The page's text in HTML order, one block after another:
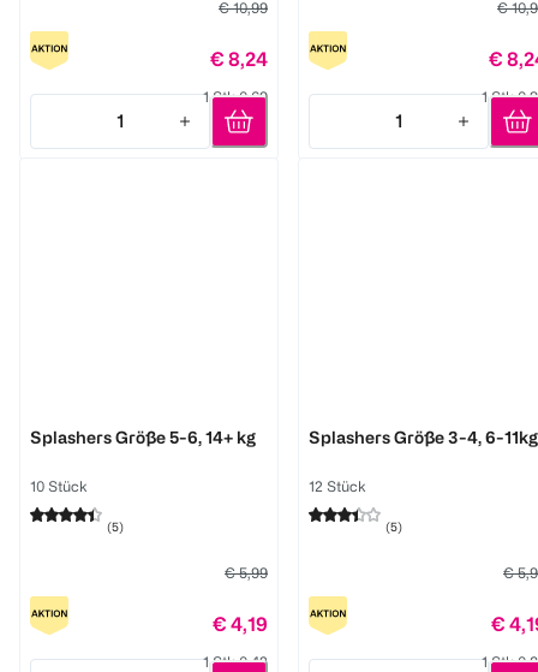
€ 10,99
€ 8,24
1 Stk 0,69
1
Quantity: 1
€
€
1 Stk
1
Quantity: 1
Splashers Größe 5-6, 14+ kg
10 Stück
(5)
€ 5,99
€ 4,19
1 Stk 0,42
Splashers Größe 3-4, 6-11kg
12 Stück
(5)
€
€
1 Stk